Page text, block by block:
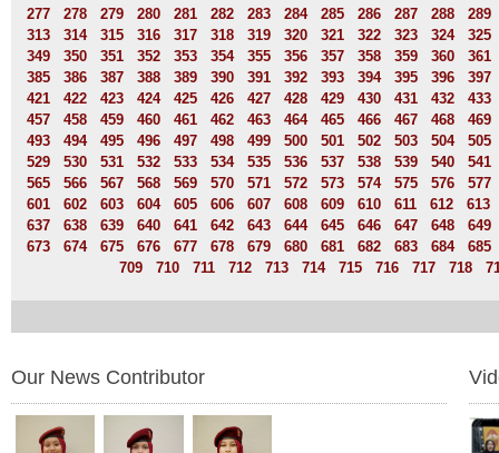
277
278 279 280 281 282 283 284 285 286 287 288
289
313
314 315 316 317 318 319 320 321 322 323 324
325
349
350 351 352 353 354 355 356 357 358 359 360
361
385
386 387 388 389 390 391 392 393 394 395 396
397
421
422 423 424 425 426 427 428 429 430 431 432
433
457
458 459 460 461 462 463 464 465 466 467 468
469
493
494 495 496 497 498 499 500 501 502 503 504
505
529
530 531 532 533 534 535 536 537 538 539 540
541
565
566 567 568 569 570 571 572 573 574 575 576
577
601
602 603 604 605 606 607 608 609 610 611 612
613
637
638 639 640 641 642 643 644 645 646 647 648
649
673
674 675 676 677 678 679 680 681 682 683 684
685
709
710 711 712 713 714 715 716 717 718
Our News Contributor